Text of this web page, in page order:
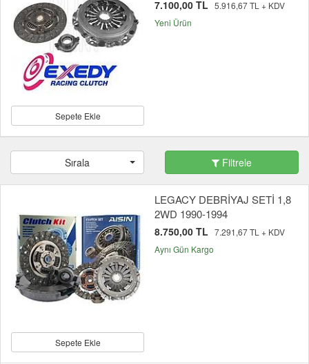
Sepete Ekle
7.100,00 TL 5.916,67 TL + KDV
Yeni Ürün
Sırala Filtrele
Sepete Ekle
LEGACY DEBRİYAJ SETİ 1,8
2WD 1990-1994
8.750,00 TL 7.291,67 TL + KDV
Aynı Gün Kargo